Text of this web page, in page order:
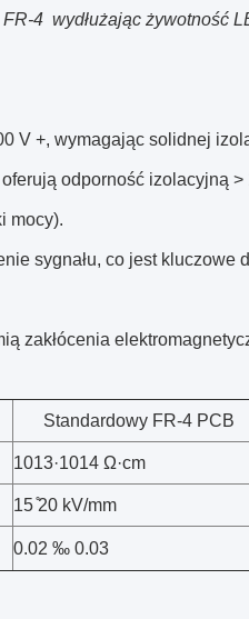
4  wydłużając żywotność
V +, wymagając solidnej
odporność izolacyjną
mocy).
sygnału, co jest
zakłócenia
Standardowy FR-4 PCB
1013·1014 Ω·cm
15 ̊20 kV/mm
0.02 ‰ 0.03